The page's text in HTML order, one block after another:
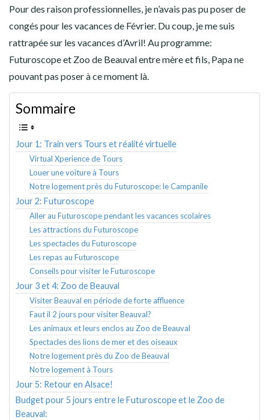
Pour des raison professionnelles, je n’avais pas pu poser de
congés pour les vacances de Février. Du coup, je me suis
rattrapée sur les vacances d’Avril! Au programme:
Futuroscope et Zoo de Beauval entre mère et fils, Papa ne
pouvant pas poser à ce moment là.
Sommaire
Jour 1: Train vers Tours et réalité virtuelle
Virtual Xperience de Tours
Louer une voiture à Tours
Notre logement près du Futuroscope: le Campanile
Jour 2: Futuroscope
Aller au Futuroscope pendant les vacances scolaires
Les attractions du Futuroscope
Les spectacles du Futuroscope
Les repas au Futuroscope
Conseils pour visiter le Futuroscope
Jour 3 et 4: Zoo de Beauval
Visiter Beauval en période de forte affluence
Faut il 2 jours pour visiter Beauval?
Les animaux et leurs enclos au Zoo de Beauval
Spectacles des lions de mer et des oiseaux
Notre logement près du Zoo de Beauval
Notre logement à Tours
Jour 5: Retour en Alsace!
Budget pour 5 jours entre le Futuroscope et le Zoo de
Beauval:
AMÉRIQUE CENTRALE
TOUR DU MONDE 2020-2021